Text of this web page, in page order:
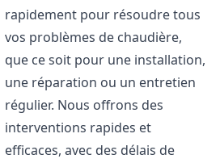
rapidement pour résoudre tous
vos problèmes de chaudière,
que ce soit pour une installation,
une réparation ou un entretien
régulier. Nous offrons des
interventions rapides et
efficaces, avec des délais de